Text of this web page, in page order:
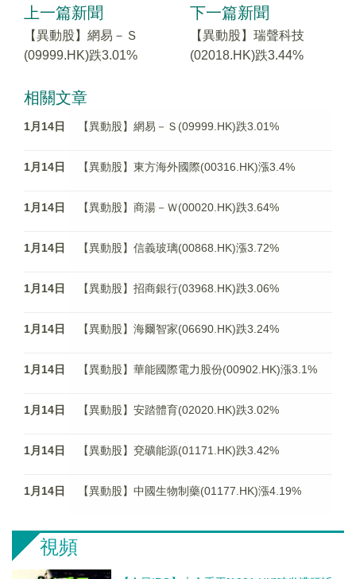
上一篇新聞
【異動股】網易－Ｓ
(09999.HK)跌3.01%
下一篇新聞
【異動股】瑞聲科技
(02018.HK)跌3.44%
相關文章
1月14日 【異動股】網易－Ｓ(09999.HK)跌3.01%
1月14日 【異動股】東方海外國際(00316.HK)漲3.4%
1月14日 【異動股】商湯－Ｗ(00020.HK)跌3.64%
1月14日 【異動股】信義玻璃(00868.HK)漲3.72%
1月14日 【異動股】招商銀行(03968.HK)跌3.06%
1月14日 【異動股】海爾智家(06690.HK)跌3.24%
1月14日 【異動股】華能國際電力股份(00902.HK)漲3.1%
1月14日 【異動股】安踏體育(02020.HK)跌3.02%
1月14日 【異動股】兗礦能源(01171.HK)跌3.42%
1月14日 【異動股】中國生物制藥(01177.HK)漲4.19%
視頻